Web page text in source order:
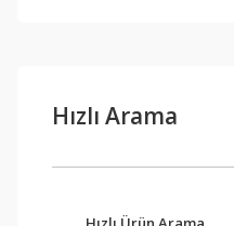
Hızlı Arama